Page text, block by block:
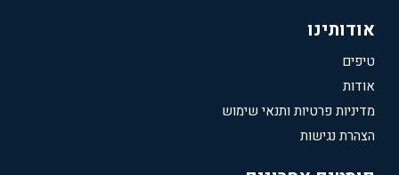
אודותינו
טיפים
אודות
מדיניות פרטיות ותנאי שימוש
הצהרת נגישות